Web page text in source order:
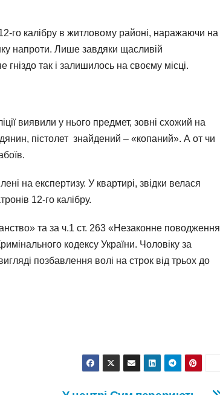
го калібру в житловому районі, наражаючи на
напроти. Лише завдяки щасливій
так і залишилось на своєму місці.
виявили у нього предмет, зовні схожий на
пістолет знайдений – «копаний». А от чи
на експертизу. У квартирі, звідки велася
12-го калібру.
та за ч.1 ст. 263 «Незаконне поводження
кодексу України. Чоловіку за
позбавлення волі на строк від трьох до